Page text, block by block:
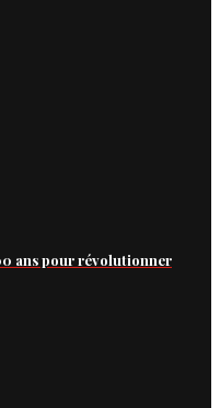
ans pour révolutionner